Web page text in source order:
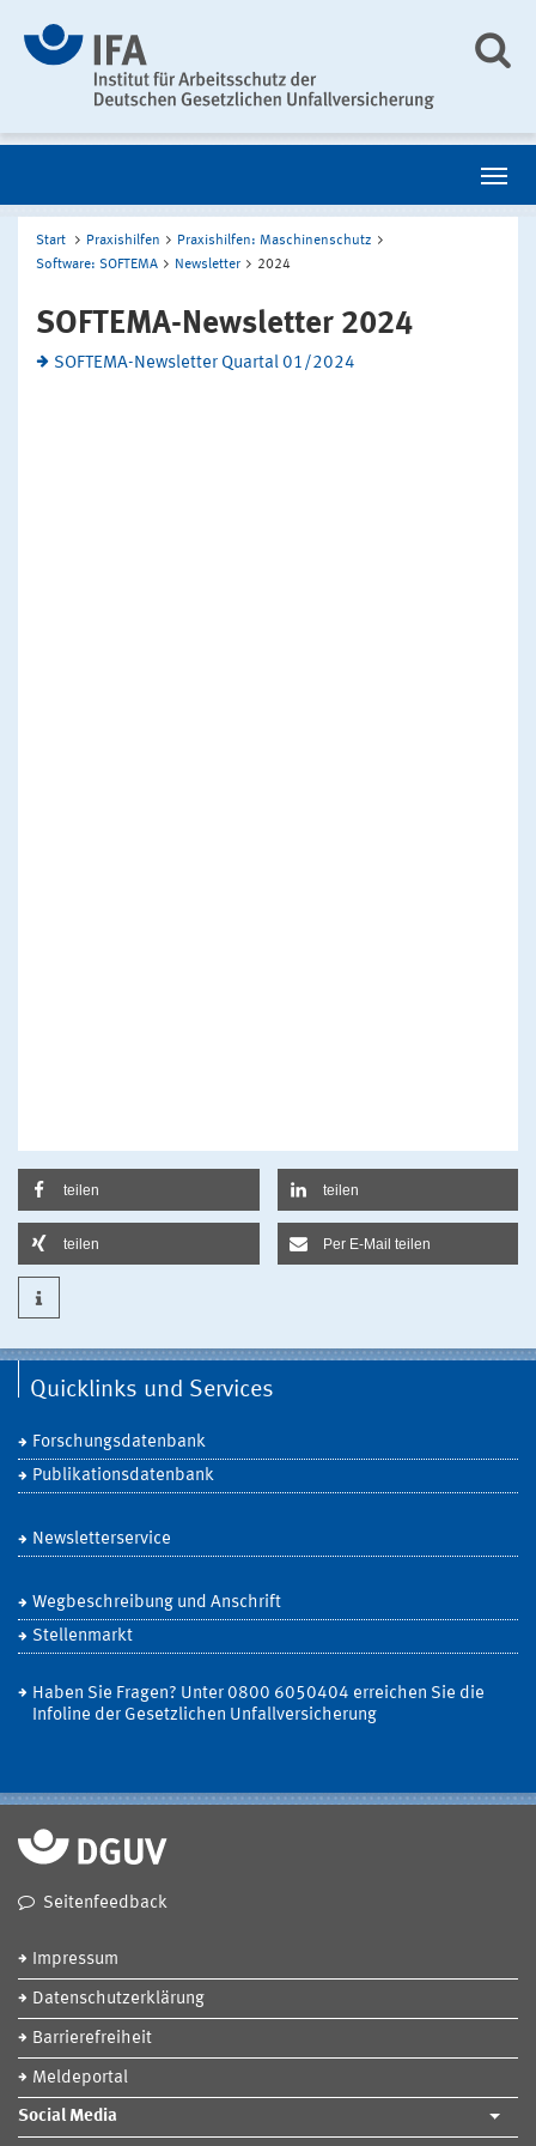
Start Praxishilfen
Praxishilfen: Maschinenschutz
Software: SOFTEMA
Newsletter 2024
SOFTEMA-Newsletter 2024
SOFTEMA-Newsletter Quartal 01/2024
teilen teilen
teilen Per E-Mail teilen
Quicklinks und Services
Forschungsdatenbank
Publikationsdatenbank
Newsletterservice
Wegbeschreibung und Anschrift
Stellenmarkt
Haben Sie Fragen? Unter 0800 6050404 erreichen Sie die
Infoline der Gesetzlichen Unfallversicherung
Seitenfeedback
Impressum
Datenschutzerklärung
Barrierefreiheit
Meldeportal
Social Media